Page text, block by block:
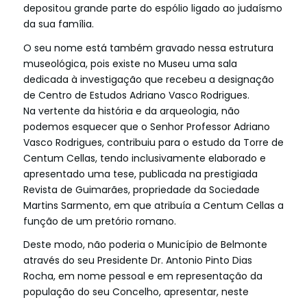
depositou grande parte do espólio ligado ao judaísmo
da sua família.
O seu nome está também gravado nessa estrutura
museológica, pois existe no Museu uma sala
dedicada à investigação que recebeu a designação
de Centro de Estudos Adriano Vasco Rodrigues.
Na vertente da história e da arqueologia, não
podemos esquecer que o Senhor Professor Adriano
Vasco Rodrigues, contribuiu para o estudo da Torre de
Centum Cellas, tendo inclusivamente elaborado e
apresentado uma tese, publicada na prestigiada
Revista de Guimarães, propriedade da Sociedade
Martins Sarmento, em que atribuía a Centum Cellas a
função de um pretório romano.
Deste modo, não poderia o Município de Belmonte
através do seu Presidente Dr. Antonio Pinto Dias
Rocha, em nome pessoal e em representação da
população do seu Concelho, apresentar, neste